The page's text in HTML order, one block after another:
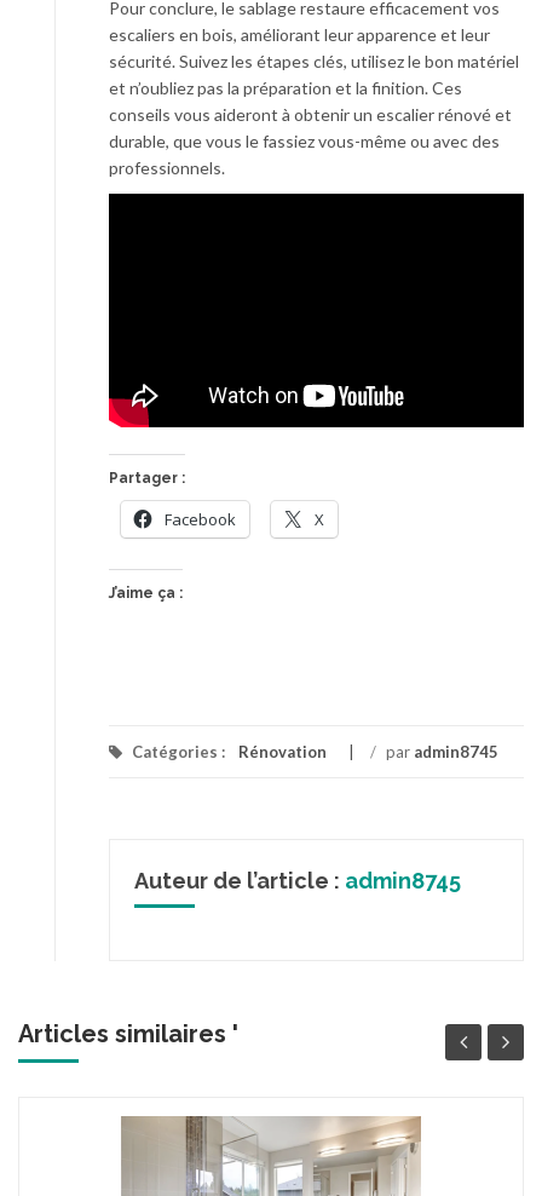
Pour conclure, le sablage restaure efficacement vos
escaliers en bois, améliorant leur apparence et leur
sécurité. Suivez les étapes clés, utilisez le bon matériel
et n’oubliez pas la préparation et la finition. Ces
conseils vous aideront à obtenir un escalier rénové et
durable, que vous le fassiez vous-même ou avec des
professionnels.
Partager :
Facebook X
J’aime ça :
Catégories : Rénovation / par admin8745
Auteur de l’article : admin8745
Articles similaires '